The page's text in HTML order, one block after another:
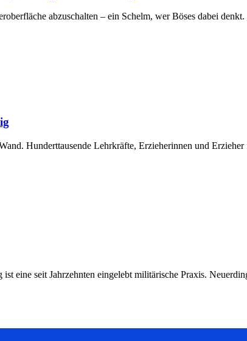
abzuschalten – ein Schelm, wer Böses dabei denkt.
Hunderttausende Lehrkräfte, Erzieherinnen und
eine seit Jahrzehnten eingelebt militärische Praxis.